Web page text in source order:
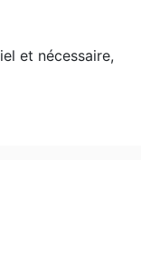
et nécessaire,